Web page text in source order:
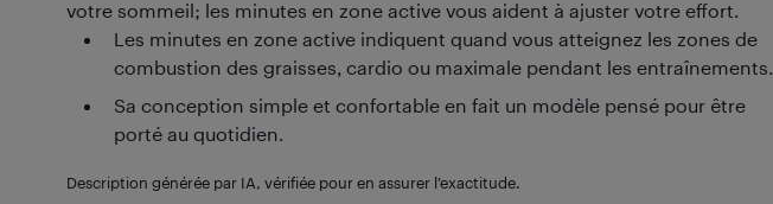
votre sommeil; les minutes en zone active vous aident à ajuster votre effort.
Les minutes en zone active indiquent quand vous atteignez les zones de
combustion des graisses, cardio ou maximale pendant les entraînements.
Sa conception simple et confortable en fait un modèle pensé pour être
porté au quotidien.
Description générée par IA, vérifiée pour en assurer l’exactitude.